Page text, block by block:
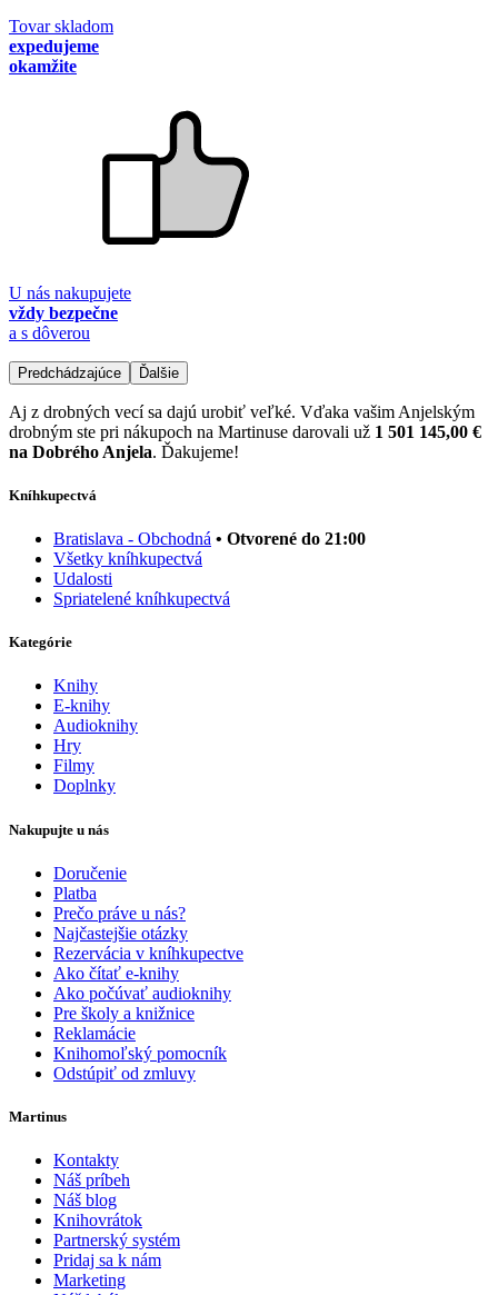
Tovar skladom
expedujeme
okamžite
U nás nakupujete
vždy bezpečne
a s dôverou
Predchádzajúce Ďalšie
Aj z drobných vecí sa dajú urobiť veľké. Vďaka vašim Anjelským
drobným ste pri nákupoch na Martinuse darovali už 1 501 145,00 €
na Dobrého Anjela. Ďakujeme!
Kníhkupectvá
Bratislava - Obchodná • Otvorené do 21:00
Všetky kníhkupectvá
Udalosti
Spriatelené kníhkupectvá
Kategórie
Knihy
E-knihy
Audioknihy
Hry
Filmy
Doplnky
Nakupujte u nás
Doručenie
Platba
Prečo práve u nás?
Najčastejšie otázky
Rezervácia v kníhkupectve
Ako čítať e-knihy
Ako počúvať audioknihy
Pre školy a knižnice
Reklamácie
Knihomoľský pomocník
Odstúpiť od zmluvy
Martinus
Kontakty
Náš príbeh
Náš blog
Knihovrátok
Partnerský systém
Pridaj sa k nám
Marketing